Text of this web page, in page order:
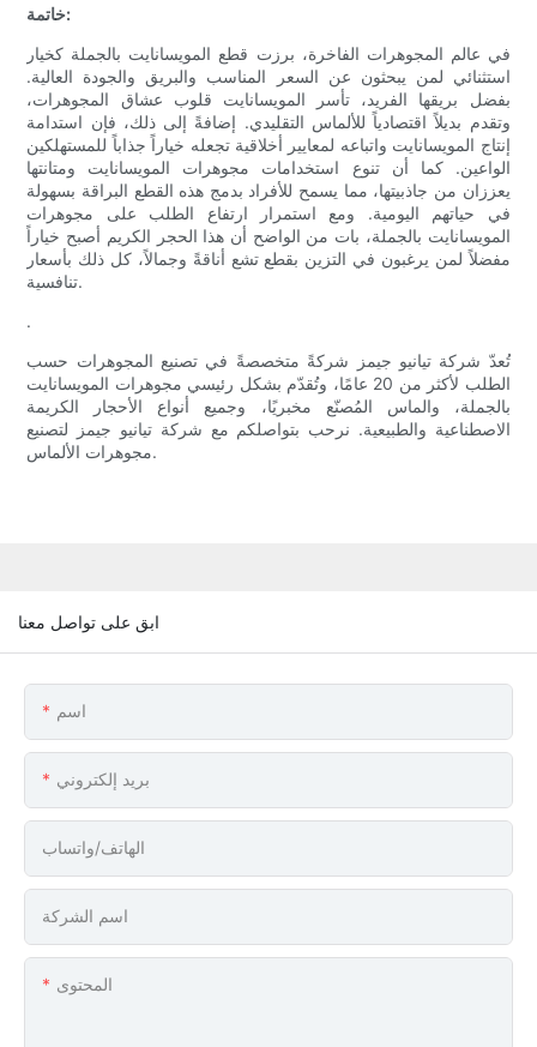
خاتمة:
في عالم المجوهرات الفاخرة، برزت قطع المويسانايت بالجملة كخيار
استثنائي لمن يبحثون عن السعر المناسب والبريق والجودة العالية.
بفضل بريقها الفريد، تأسر المويسانايت قلوب عشاق المجوهرات،
وتقدم بديلاً اقتصادياً للألماس التقليدي. إضافةً إلى ذلك، فإن استدامة
إنتاج المويسانايت واتباعه لمعايير أخلاقية تجعله خياراً جذاباً للمستهلكين
الواعين. كما أن تنوع استخدامات مجوهرات المويسانايت ومتانتها
يعززان من جاذبيتها، مما يسمح للأفراد بدمج هذه القطع البراقة بسهولة
في حياتهم اليومية. ومع استمرار ارتفاع الطلب على مجوهرات
المويسانايت بالجملة، بات من الواضح أن هذا الحجر الكريم أصبح خياراً
مفضلاً لمن يرغبون في التزين بقطع تشع أناقةً وجمالاً، كل ذلك بأسعار
تنافسية.
.
تُعدّ شركة تيانيو جيمز شركةً متخصصةً في تصنيع المجوهرات حسب
الطلب لأكثر من 20 عامًا، وتُقدّم بشكل رئيسي مجوهرات المويسانايت
بالجملة، والماس المُصنّع مخبريًا، وجميع أنواع الأحجار الكريمة
الاصطناعية والطبيعية. نرحب بتواصلكم مع شركة تيانيو جيمز لتصنيع
مجوهرات الألماس.
ابق على تواصل معنا
اسم
بريد إلكتروني
الهاتف/واتساب
اسم الشركة
المحتوى